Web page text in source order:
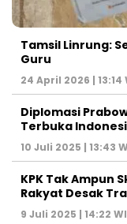
Tamsil Linrung:
Guru
24 April 2026 | 13:14
Diplomasi
Terbuka
10 Juli 2025 | 13:43
KPK Tak Ampun
Rakyat Desak
9 Juli 2025 | 14:22